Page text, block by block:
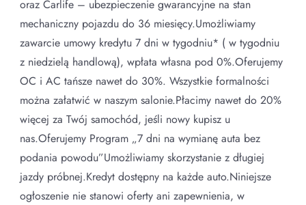
oraz Carlife – ubezpieczenie gwarancyjne na stan
mechaniczny pojazdu do 36 miesięcy.Umożliwiamy
zawarcie umowy kredytu 7 dni w tygodniu* ( w tygodniu
z niedzielą handlową), wpłata własna pod 0%.Oferujemy
OC i AC tańsze nawet do 30%. Wszystkie formalności
można załatwić w naszym salonie.Płacimy nawet do 20%
więcej za Twój samochód, jeśli nowy kupisz u
nas.Oferujemy Program „7 dni na wymianę auta bez
podania powodu”Umożliwiamy skorzystanie z długiej
jazdy próbnej.Kredyt dostępny na każde auto.Niniejsze
ogłoszenie nie stanowi oferty ani zapewnienia, w